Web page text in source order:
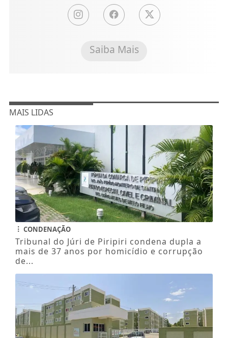
Saiba Mais
MAIS LIDAS
CONDENAÇÃO
Tribunal do Júri de Piripiri condena dupla a
mais de 37 anos por homicídio e corrupção
de...